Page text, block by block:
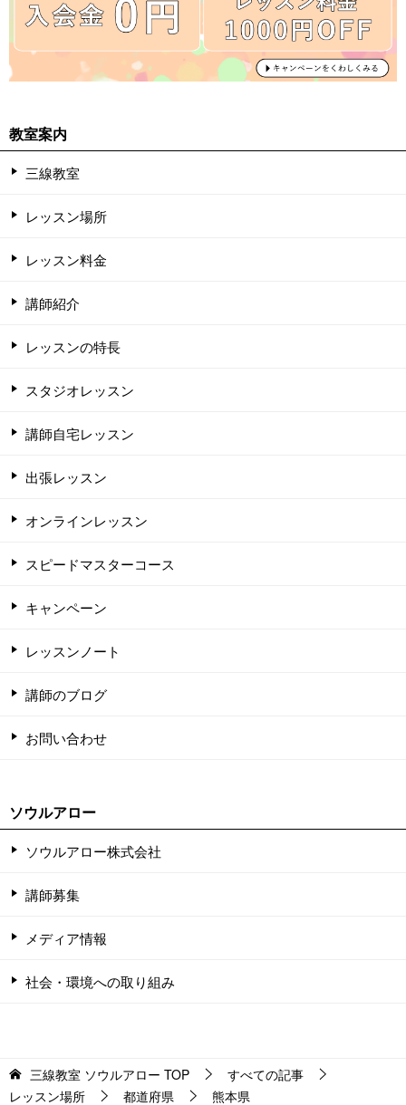
教室案内
三線教室
レッスン場所
レッスン料金
講師紹介
レッスンの特長
スタジオレッスン
講師自宅レッスン
出張レッスン
オンラインレッスン
スピードマスターコース
キャンペーン
レッスンノート
講師のブログ
お問い合わせ
ソウルアロー
ソウルアロー株式会社
講師募集
メディア情報
社会・環境への取り組み
三線教室 ソウルアロー TOP
すべての記事
レッスン場所
都道府県 熊本県